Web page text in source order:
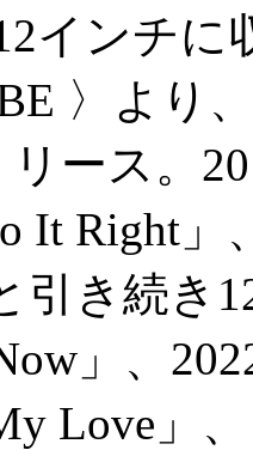
インチ
〉より
ース。
It Right
引き続き
」、
Love」